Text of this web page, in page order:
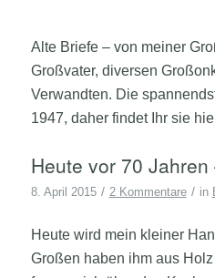
Alte Briefe – von meiner
Großvater, diversen
Verwandten. Die
1947, daher findet Ihr sie
Heute vor 70
8. April 2015 / 2 Kommentare / in
Heute wird mein kleiner
Großen haben ihm aus